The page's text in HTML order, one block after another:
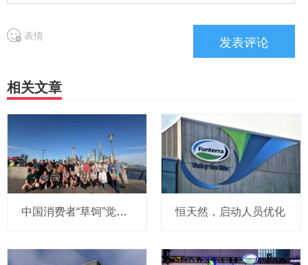
表情
相关文章
中国消费者“草饲”觉醒，恒天然奶农跨越南北半球“逆向溯源” 恒天然，启动人员优化